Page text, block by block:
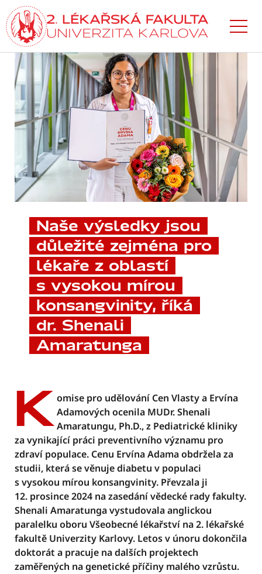
Přejít
k hlavnímu
obsahu
Naše výsledky jsou
důležité zejména pro
lékaře z oblastí
s vysokou mírou
konsangvinity, říká
dr. Shenali
Amaratunga
K omise pro udělování Cen Vlasty a Ervína
Adamových ocenila MUDr. Shenali
Amaratungu, Ph.D., z Pediatrické kliniky
za vynikající práci preventivního významu pro
zdraví populace. Cenu Ervína Adama obdržela za
studii, která se věnuje diabetu v populaci
s vysokou mírou konsangvinity. Převzala ji
12. prosince 2024 na zasedání vědecké rady fakulty.
Shenali Amaratunga vystudovala anglickou
paralelku oboru Všeobecné lékařství na 2. lékařské
fakultě Univerzity Karlovy. Letos v únoru dokončila
doktorát a pracuje na dalších projektech
zaměřených na genetické příčiny malého vzrůstu.